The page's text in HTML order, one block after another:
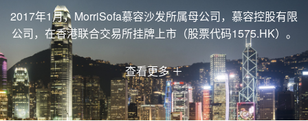
2017年1月，MorriSofa慕容沙发所属母公司，慕容控股有限
公司，在香港联合交易所挂牌上市（股票代码1575.HK）。
查看更多 ＋